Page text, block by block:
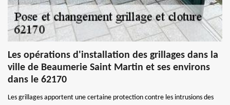
Les opérations d'installation des grillages dans la
ville de Beaumerie Saint Martin et ses environs
dans le 62170
Les grillages apportent une certaine protection contre les intrusions des